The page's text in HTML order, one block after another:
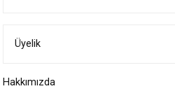
Ürün bilgilerinde hatalar bulunuyor.
Bu ürüne benzer farklı alternatifler olmalı.
Üyelik
Hakkımızda